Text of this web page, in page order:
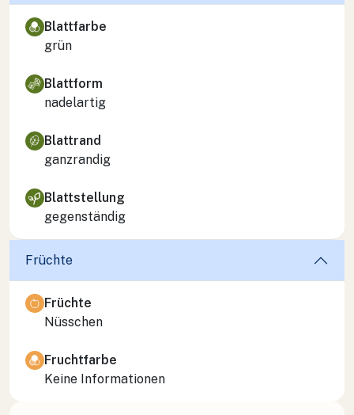
Blattfarbe
grün
Blattform
nadelartig
Blattrand
ganzrandig
Blattstellung
gegenständig
Früchte
Früchte
Nüsschen
Fruchtfarbe
Keine Informationen